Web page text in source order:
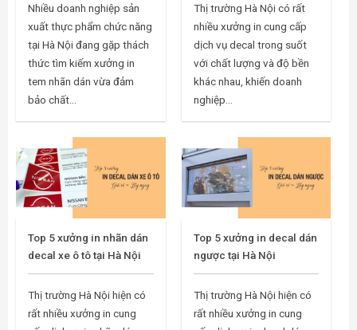
Nhiều doanh nghiệp sản
xuất thực phẩm chức năng
tại Hà Nội đang gặp thách
thức tìm kiếm xưởng in
tem nhãn dán vừa đảm
bảo chất...
Thị trường Hà Nội có rất
nhiều xưởng in cung cấp
dịch vụ decal trong suốt
với chất lượng và độ bền
khác nhau, khiến doanh
nghiệp...
Top 5 xưởng in nhãn dán
decal xe ô tô tại Hà Nội
Thị trường Hà Nội hiện có
rất nhiều xưởng in cung
Top 5 xưởng in decal dán
ngược tại Hà Nội
Thị trường Hà Nội hiện có
rất nhiều xưởng in cung